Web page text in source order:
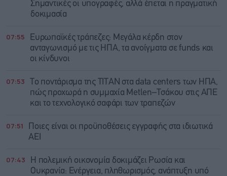
Σημαντικές οι υπογραφές, αλλά έπεται η πραγματική
δοκιμασία
07:55
Ευρωπαϊκές τράπεζες: Μεγάλα κέρδη στον
ανταγωνισμό με τις ΗΠΑ, τα ανοίγματα σε funds και
οι κίνδυνοι
07:53
Το ποντάρισμα της ΤΙΤΑΝ στα data centers των ΗΠΑ,
πώς προχωρά η συμμαχία Metlen–Τσάκου στις ΑΠΕ
και το τεχνολογικό σαφάρι των τραπεζών
07:51
Ποιες είναι οι προϋποθέσεις εγγραφής στα ιδιωτικά
ΑΕΙ
07:43
Η πολεμική οικονομία δοκιμάζει Ρωσία και
Ουκρανία: Ενέργεια, πληθωρισμός, ανάπτυξη υπό